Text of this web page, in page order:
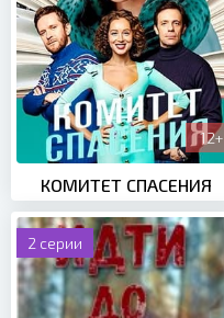
12+
КОМИТЕТ СПАСЕНИЯ
2 серии